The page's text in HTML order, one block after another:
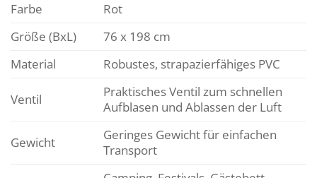
Farbe
Rot
Größe (BxL)
76 x 198 cm
Material
Robustes, strapazierfähiges PVC
Ventil
Praktisches Ventil zum schnellen
Aufblasen und Ablassen der Luft
Gewicht
Geringes Gewicht für einfachen
Transport